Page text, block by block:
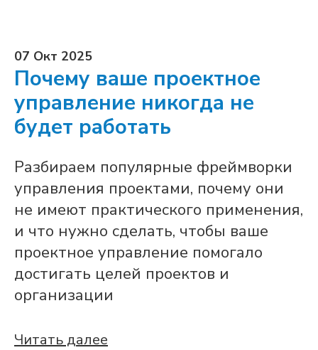
07 Окт 2025
Почему ваше проектное
управление никогда не
будет работать
Разбираем популярные фреймворки
управления проектами, почему они
не имеют практического применения,
и что нужно сделать, чтобы ваше
проектное управление помогало
достигать целей проектов и
организации
Читать далее